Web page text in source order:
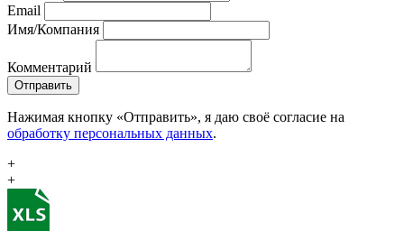
Email
Имя/Компания
Комментарий
Отправить
Нажимая кнопку «Отправить», я даю своё согласие на
обработку персональных данных.
+
+